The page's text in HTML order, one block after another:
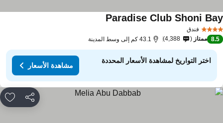
فندق
Paradise Club Shoni
8.5 ممتاز 4,388 43.1 كم إلى وسط المدينة
اختر التواريخ لمشاهدة الأسعار المحددة
مشاهدة الأسعار
مشاركة